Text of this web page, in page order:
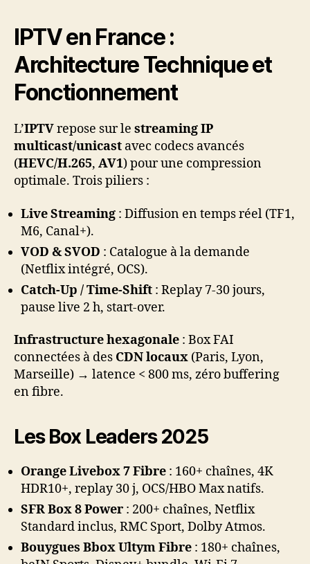
IPTV en France :
Architecture Technique et
Fonctionnement
L’IPTVrepose sur le streaming IP
multicast/unicast avec codecs avancés
(HEVC/H.265, AV1) pour une compression
optimale. Trois piliers :
Live Streaming : Diffusion en temps réel (TF1,
M6, Canal+).
VOD & SVOD : Catalogue à la demande
(Netflix intégré, OCS).
Catch-Up / Time-Shift : Replay 7-30 jours,
pause live 2 h, start-over.
Infrastructure hexagonale : Box FAI
connectées à des CDN locaux (Paris, Lyon,
Marseille) → latence < 800 ms, zéro buffering
en fibre.
Les Box Leaders 2025
Orange Livebox 7 Fibre : 160+ chaînes, 4K
HDR10+, replay 30 j, OCS/HBO Max natifs.
SFR Box 8 Power : 200+ chaînes, Netflix
Standard inclus, RMC Sport, Dolby Atmos.
Bouygues Bbox Ultym Fibre : 180+ chaînes,